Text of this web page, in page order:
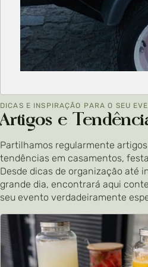
Artigos e
DICAS E INSPIRAÇÃO PARA O SEU
Partilhamos regularmente
tendências em casamentos,
Desde dicas de organização até
grande dia, encontrará aqui
seu evento verdadeiramente